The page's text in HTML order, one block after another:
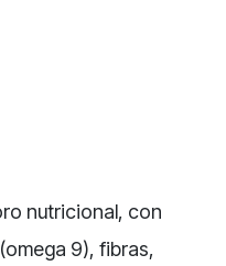
nutricional, con
9), fibras,